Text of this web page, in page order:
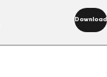
Download